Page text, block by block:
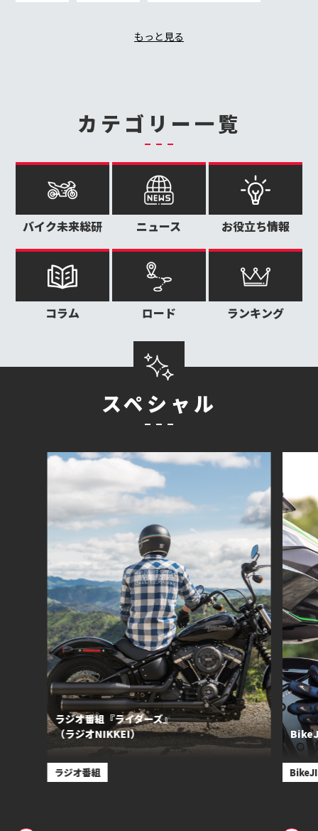
もっと見る
カテゴリー一覧
バイク未来総研 ニュース お役立ち情報
コラム ロード ランキング
スペシャル
ラジオ番組『ライダーズ』
（ラジオNIKKEI）
ラジオ番組